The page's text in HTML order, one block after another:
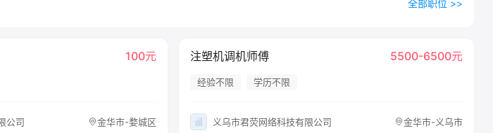
全部职位 >>
100元
公司 金华市-婺城区
注塑机调机师傅 5500-6500元
经验不限 学历不限
义乌市君荧网络科技有限公司 金华市-义乌市